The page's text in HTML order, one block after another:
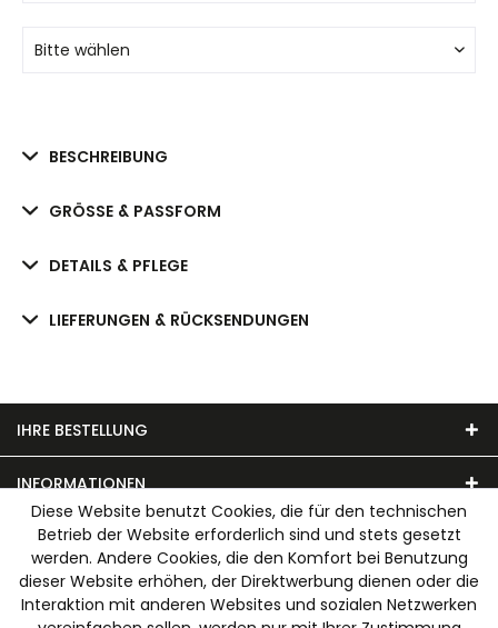
BESCHREIBUNG
GRÖSSE & PASSFORM
DETAILS & PFLEGE
LIEFERUNGEN & RÜCKSENDUNGEN
IHRE BESTELLUNG
INFORMATIONEN
UNSER MODEHAUS
WIR AKZEPTIEREN FOLGENDE ZAHLUNGSARTEN
Diese Website benutzt Cookies, die für den technischen
Betrieb der Website erforderlich sind und stets gesetzt
werden. Andere Cookies, die den Komfort bei Benutzung
dieser Website erhöhen, der Direktwerbung dienen oder die
Interaktion mit anderen Websites und sozialen Netzwerken